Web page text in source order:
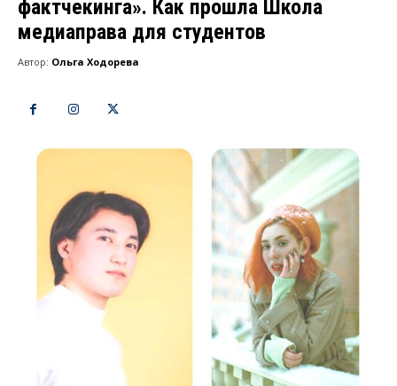
фактчекинга». Как прошла Школа
медиаправа для студентов
Автор: Ольга Ходорева